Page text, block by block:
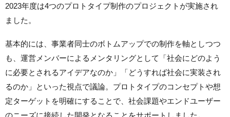
2023年度は4つのプロトタイプ制作のプロジェクトが実施され
ました。
基本的には、事業者同士のボトムアップでの制作を軸としつつ
も、運営メンバーによるメンタリングとして「社会にどのよう
に必要とされるアイデアなのか」「どうすれば社会に実装され
るのか」といった視点で議論。プロトタイプのコンセプトや想
定ターゲットを明確にすることで、社会課題やエンドユーザー
のニーズに接続した開発となることをサポートしました。